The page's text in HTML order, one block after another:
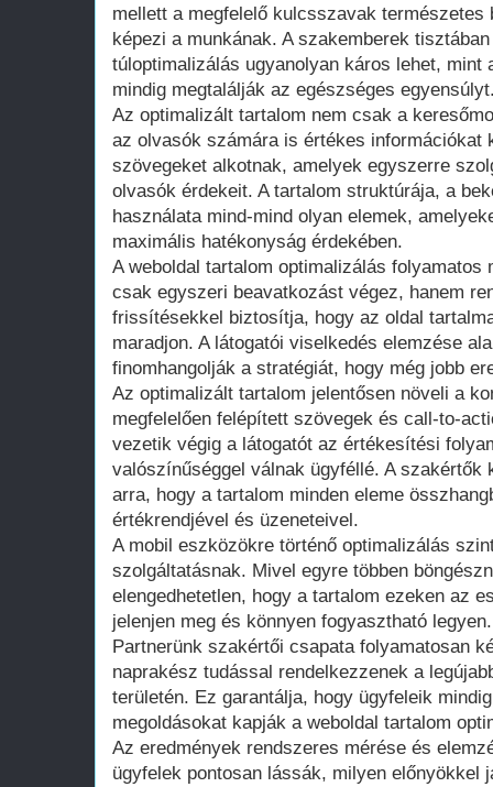
mellett a megfelelő kulcsszavak
képezi a munkának. A szakemberek
túloptimalizálás ugyanolyan káros lehet, mint
mindig megtalálják az egészséges
Az optimalizált tartalom nem csak a
az olvasók számára is értékes információkat
szövegeket alkotnak, amelyek egyszerre
olvasók érdekeit. A tartalom struktúrája, a
használata mind-mind olyan elemek,
maximális hatékonyság érdekében.
A weboldal tartalom optimalizálás folyamatos
csak egyszeri beavatkozást végez, hanem
frissítésekkel biztosítja, hogy az oldal
maradjon. A látogatói viselkedés elemzése
finomhangolják a stratégiát, hogy még jobb
Az optimalizált tartalom jelentősen növeli a
megfelelően felépített szövegek és call-to-
vezetik végig a látogatót az értékesítési
valószínűséggel válnak ügyféllé. A szakértők
arra, hogy a tartalom minden eleme
értékrendjével és üzeneteivel.
A mobil eszközökre történő optimalizálás
szolgáltatásnak. Mivel egyre többen
elengedhetetlen, hogy a tartalom ezeken az
jelenjen meg és könnyen fogyasztható legyen.
Partnerünk szakértői csapata folyamatosan
naprakész tudással rendelkezzenek a
területén. Ez garantálja, hogy ügyfeleik
megoldásokat kapják a weboldal tartalom
Az eredmények rendszeres mérése és
ügyfelek pontosan lássák, milyen előnyökkel